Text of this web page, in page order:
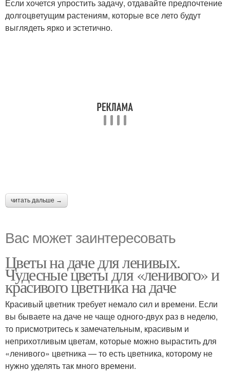
Если хочется упростить задачу, отдавайте предпочтение
долгоцветущим растениям, которые все лето будут
выглядеть ярко и эстетично.
читать дальше →
Вас может заинтересовать
Цветы на даче для ленивых.
Чудесные цветы для «ленивого» и
красивого цветника на даче
Красивый цветник требует немало сил и времени. Если
вы бываете на даче не чаще одного-двух раз в неделю,
то присмотритесь к замечательным, красивым и
неприхотливым цветам, которые можно вырастить для
«ленивого» цветника — то есть цветника, которому не
нужно уделять так много времени.